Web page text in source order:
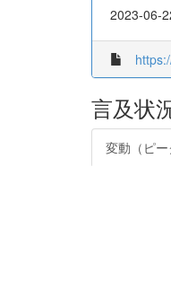
2023-06-
言及状
変動（ピー